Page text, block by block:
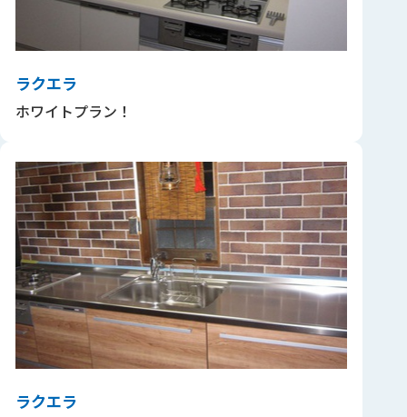
ラクエラ
ホワイトプラン！
ラクエラ